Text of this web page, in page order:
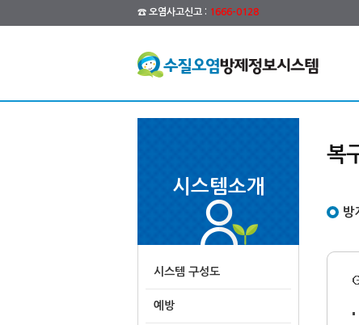
☎ 오염사고신고 : 1666-0128
시스템소개
시스템 구성도
예방
복
방